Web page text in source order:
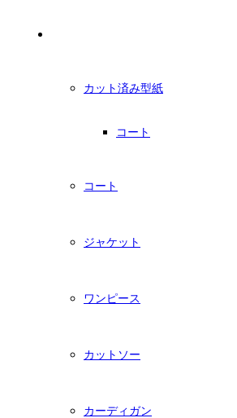
カット済み型紙
コート
コート
ジャケット
ワンピース
カットソー
カーディガン